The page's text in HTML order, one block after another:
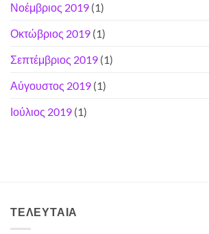
Νοέμβριος 2019 (1)
Οκτώβριος 2019 (1)
Σεπτέμβριος 2019 (1)
Αύγουστος 2019 (1)
Ιούλιος 2019 (1)
ΤΕΛΕΥΤΑΊΑ